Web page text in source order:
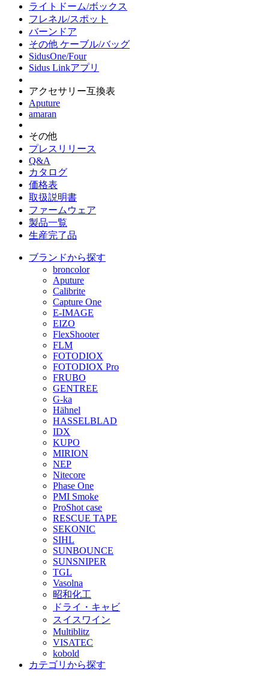
ライトドーム/ボックス
フレネル/スポット
バーンドア
その他 ケーブル/バッグ
SidusOne/Four
Sidus Linkアプリ
アクセサリー互換表
Aputure
amaran
その他
プレスリリース
Q&A
カタログ
価格表
取扱説明書
ファームウェア
製品一覧
生産完了品
ブランドから探す
broncolor
Aputure
Calibrite
Capture One
E-IMAGE
EIZO
FlexShooter
FLM
FOTODIOX
FOTODIOX Pro
FRUBO
GENTREE
G-ka
Hähnel
HASSELBLAD
IDX
KUPO
MIRION
NEP
Nitecore
Phase One
PMI Smoke
ProShot case
RESCUE TAPE
SEKONIC
SIHL
SUNBOUNCE
SUNSNIPER
TGL
Vasolna
昭和化工
ドライ・キャビ
スイスワイン
Multiblitz
VISATEC
kobold
カテゴリから探す